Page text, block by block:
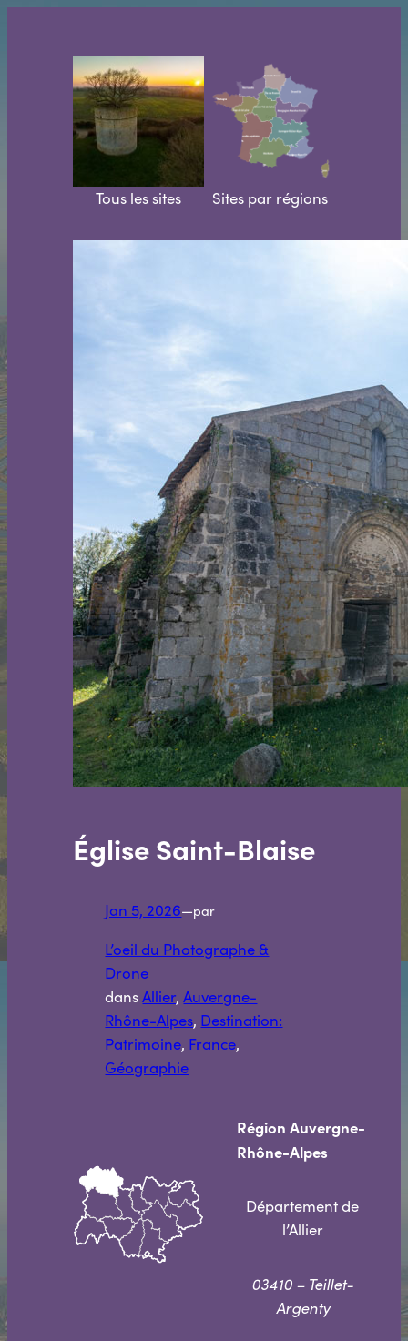
Tous les sites Sites par régions
Église Saint-Blaise
Jan 5, 2026—par
L’oeil du Photographe &
Drone
dansAllier, Auvergne-
Rhône-Alpes, Destination:
Patrimoine, France
Géographie
Région Auvergne-
Rhône-Alpes
Département de
l’Allier
03410 – Teillet-
Argenty